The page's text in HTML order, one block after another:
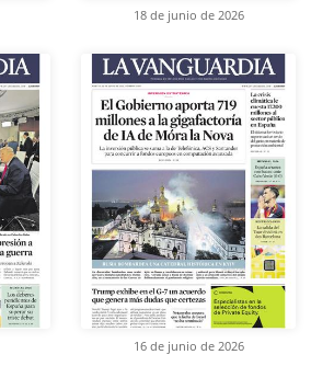
18 de junio de 2026
16 de junio de 2026